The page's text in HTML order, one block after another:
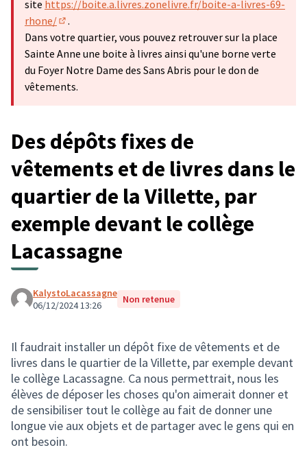
site https://boite.a.livres.zonelivre.fr/boite-a-livres-69-
rhone/
(Lien externe)
.
Dans votre quartier, vous pouvez retrouver sur la place
Sainte Anne une boite à livres ainsi qu'une borne verte
du Foyer Notre Dame des Sans Abris pour le don de
vêtements.
Des dépôts fixes de
vêtements et de livres dans le
quartier de la Villette, par
exemple devant le collège
Lacassagne
KalystoLacassagne
06/12/2024 13:26
Non retenue
Il faudrait installer un dépôt fixe de vêtements et de
livres dans le quartier de la Villette, par exemple devant
le collège Lacassagne. Ca nous permettrait, nous les
élèves de déposer les choses qu'on aimerait donner et
de sensibiliser tout le collège au fait de donner une
longue vie aux objets et de partager avec le gens qui en
ont besoin.